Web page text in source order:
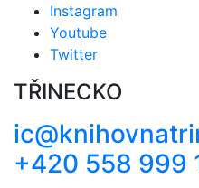
Instagram
Youtube
Twitter
TŘINECKO
+420 558 999